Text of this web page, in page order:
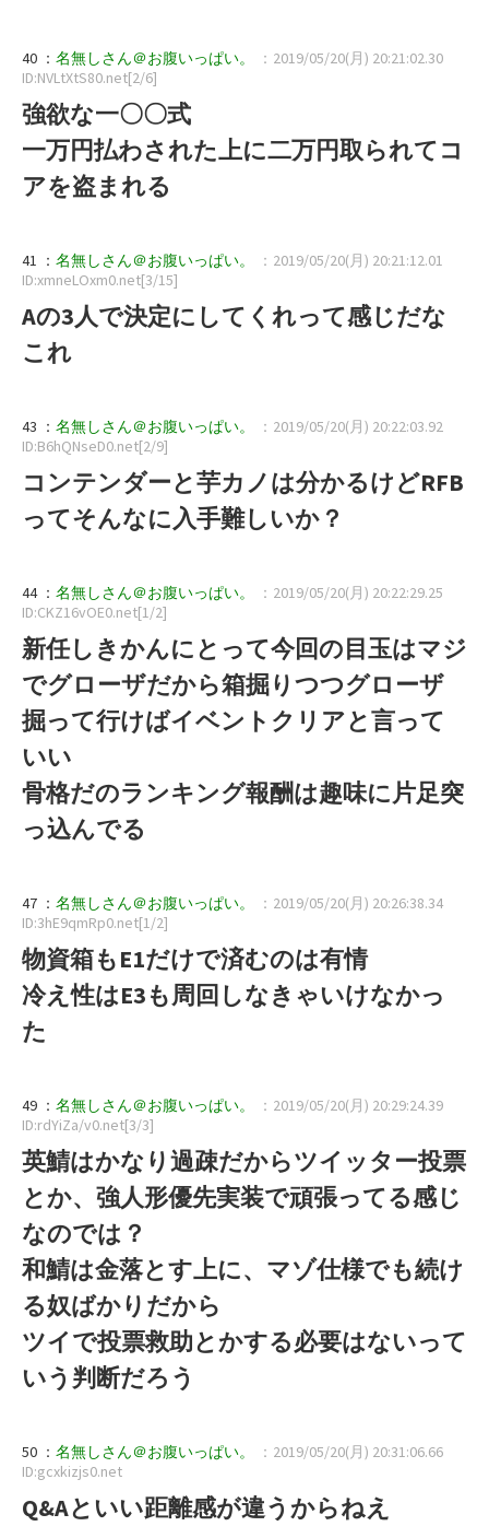
40 ： 名無しさん＠お腹いっぱい。
：2019/05/20(月) 20:21:02.30
ID:NVLtXtS80.net[2/6]
強欲な一〇〇式
一万円払わされた上に二万円取られてコ
アを盗まれる
41 ： 名無しさん＠お腹いっぱい。
：2019/05/20(月) 20:21:12.01
ID:xmneLOxm0.net[3/15]
Aの3人で決定にしてくれって感じだな
これ
43 ： 名無しさん＠お腹いっぱい。
：2019/05/20(月) 20:22:03.92
ID:B6hQNseD0.net[2/9]
コンテンダーと芋カノは分かるけどRFB
ってそんなに入手難しいか？
44 ： 名無しさん＠お腹いっぱい。
：2019/05/20(月) 20:22:29.25
ID:CKZ16vOE0.net[1/2]
新任しきかんにとって今回の目玉はマジ
でグローザだから箱掘りつつグローザ
掘って行けばイベントクリアと言って
いい
骨格だのランキング報酬は趣味に片足突
っ込んでる
47 ： 名無しさん＠お腹いっぱい。
：2019/05/20(月) 20:26:38.34
ID:3hE9qmRp0.net[1/2]
物資箱もE1だけで済むのは有情
冷え性はE3も周回しなきゃいけなかっ
た
49 ： 名無しさん＠お腹いっぱい。
：2019/05/20(月) 20:29:24.39
ID:rdYiZa/v0.net[3/3]
英鯖はかなり過疎だからツイッター投票
とか、強人形優先実装で頑張ってる感じ
なのでは？
和鯖は金落とす上に、マゾ仕様でも続け
る奴ばかりだから
ツイで投票救助とかする必要はないって
いう判断だろう
50 ： 名無しさん＠お腹いっぱい。
：2019/05/20(月) 20:31:06.66
ID:gcxkizjs0.net
Q&Aといい距離感が違うからねえ